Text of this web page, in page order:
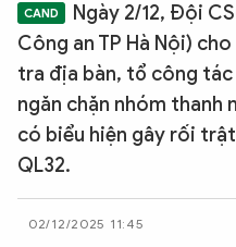
CÔNG AN TRONG LÒNG DÂN
XÃ HỘI
CÔNG NGHỆ
Ngày 2/12, Đội
Công an TP Hà Nội)
tra địa bàn, tổ công
ngăn chặn nhóm thanh
có biểu hiện gây rối
QL32.
02/12/2025 11:45